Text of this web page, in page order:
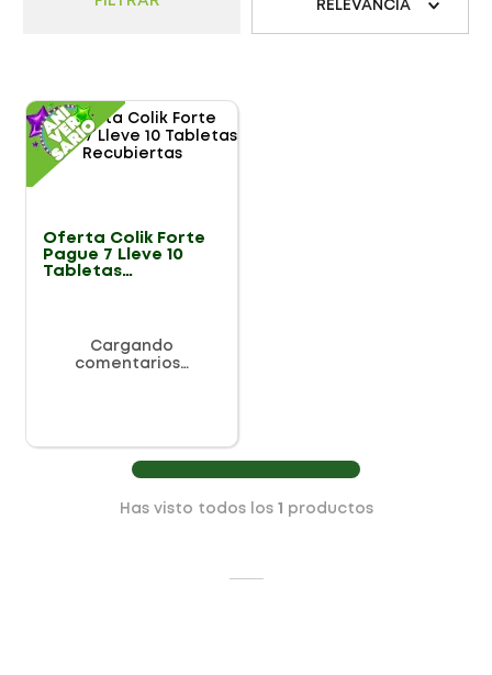
RELEVANCIA
Oferta Colik Forte
Pague 7 Lleve 10
Tabletas
Cargando
comentarios…
Has visto todos los productos